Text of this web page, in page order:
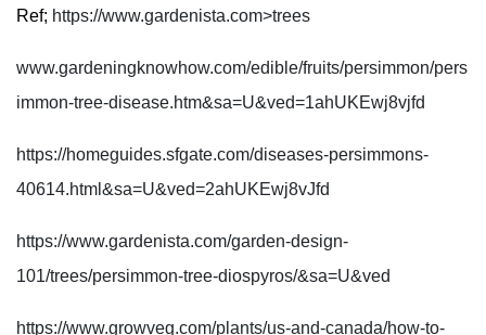
Ref; https://www.gardenista.com>trees
www.gardeningknowhow.com/edible/fruits/persimmon/pers
immon-tree-disease.htm&sa=U&ved=1ahUKEwj8vjfd
https://homeguides.sfgate.com/diseases-persimmons-
40614.html&sa=U&ved=2ahUKEwj8vJfd
https://www.gardenista.com/garden-design-
101/trees/persimmon-tree-diospyros/&sa=U&ved
https://www.growveg.com/plants/us-and-canada/how-to-